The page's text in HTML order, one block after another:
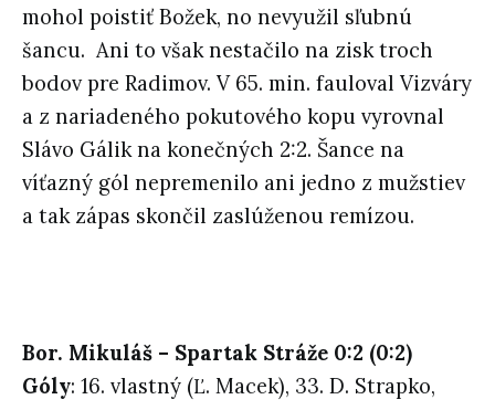
mohol poistiť Božek, no nevyužil sľubnú
šancu. Ani to však nestačilo na zisk troch
bodov pre Radimov. V 65. min. fauloval Vizváry
a z nariadeného pokutového kopu vyrovnal
Slávo Gálik na konečných 2:2. Šance na
víťazný gól nepremenilo ani jedno z mužstiev
a tak zápas skončil zaslúženou remízou.
Bor. Mikuláš – Spartak Stráže 0:2 (0:2)
Góly: 16. vlastný (Ľ. Macek), 33. D. Strapko,